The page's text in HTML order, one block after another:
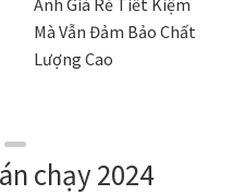
Ảnh Giá Rẻ Tiết Kiệm
Mà Vẫn Đảm Bảo Chất
Lượng Cao
chạy 2024